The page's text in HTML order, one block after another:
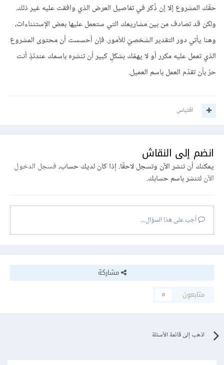
حقّك المشروع إلا إن ذُكر في تفاصيل العرض الذي وافقت عليه غير ذلك.
ولكن قد تصادف من بين مشاريعك التي ستعمل عليها بعض الإستثناءات،
وهنا يأتي دور التقدير الشخصيّ للأمور. فإن أحسست أن محتوى المشروع
الذي تعمل عليه مكرر أو لا يهمّك بشكلٍ كبير أن تنشره باسمك عندئذٍ أنت
حرّ بأن تقدّم العمل باسم العميل.
اقتباس
انضم إلى النقاش
يمكنك أن تنشر الآن وتسجل لاحقًا. إذا كان لديك حساب،فسجل الدخول
الآنلتنشر باسم حسابك.
أجب على هذا السؤال...
مشاركة
متابعون
0
اذهب إلى قائمة الأسئلة